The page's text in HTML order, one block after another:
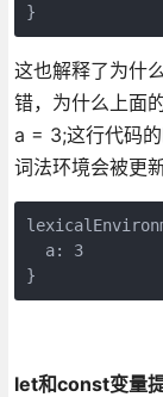
}
这也解释了为什
错，为什么上面
a = 3;这行代码
词法环境会被更新
  a: 3
}
let和const变量